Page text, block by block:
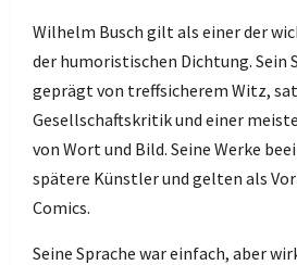
Wilhelm Busch gilt als einer der
der humoristischen Dichtung. Sein
geprägt von treffsicherem Witz,
Gesellschaftskritik und einer
von Wort und Bild. Seine Werke
spätere Künstler und gelten als
Comics.
Seine Sprache war einfach, aber